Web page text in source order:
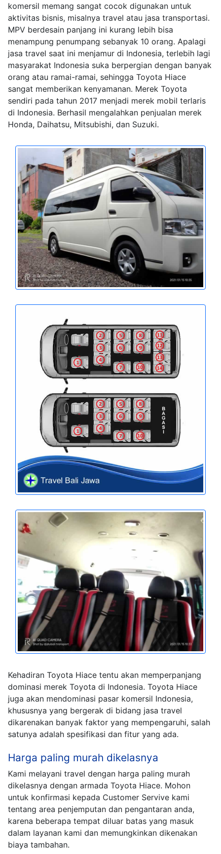
komersil memang sangat cocok digunakan untuk
aktivitas bisnis, misalnya travel atau jasa transportasi.
MPV berdesain panjang ini kurang lebih bisa
menampung penumpang sebanyak 10 orang. Apalagi
jasa travel saat ini menjamur di Indonesia, terlebih lagi
masyarakat Indonesia suka berpergian dengan banyak
orang atau ramai-ramai, sehingga Toyota Hiace
sangat memberikan kenyamanan. Merek Toyota
sendiri pada tahun 2017 menjadi merek mobil terlaris
di Indonesia. Berhasil mengalahkan penjualan merek
Honda, Daihatsu, Mitsubishi, dan Suzuki.
Kehadiran Toyota Hiace tentu akan memperpanjang
dominasi merek Toyota di Indonesia. Toyota Hiace
juga akan mendominasi pasar komersil Indonesia,
khususnya yang bergerak di bidang jasa travel
dikarenakan banyak faktor yang mempengaruhi, salah
satunya adalah spesifikasi dan fitur yang ada.
Harga paling murah dikelasnya
Kami melayani travel dengan harga paling murah
dikelasnya dengan armada Toyota Hiace. Mohon
untuk konfirmasi kepada Customer Servive kami
tentang area penjemputan dan pengantaran anda,
karena beberapa tempat diluar batas yang masuk
dalam layanan kami dan memungkinkan dikenakan
biaya tambahan.